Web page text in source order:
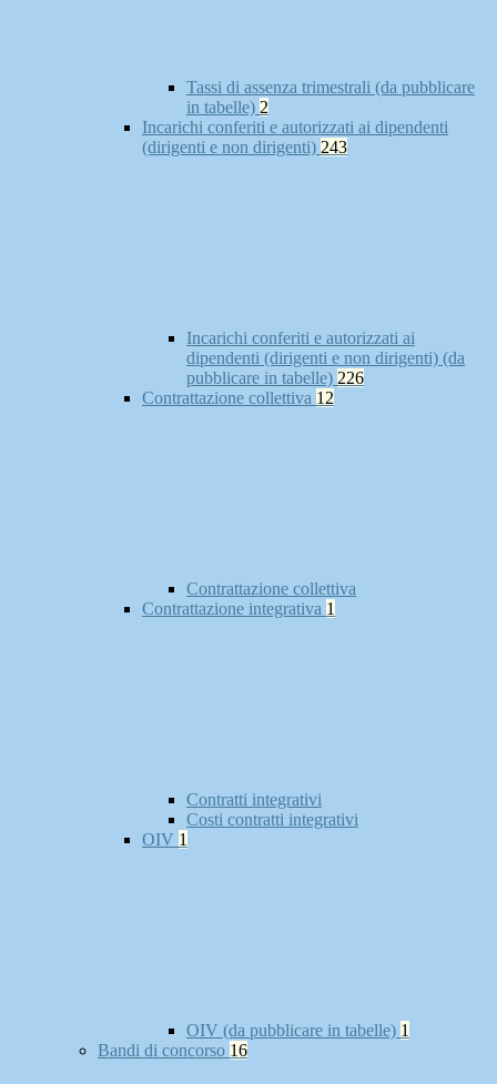
Tassi di assenza trimestrali (da pubblicare
in tabelle) 2
Incarichi conferiti e autorizzati ai dipendenti
(dirigenti e non dirigenti) 243
Incarichi conferiti e autorizzati ai
dipendenti (dirigenti e non dirigenti) (da
pubblicare in tabelle) 226
Contrattazione collettiva 12
Contrattazione collettiva
Contrattazione integrativa 1
Contratti integrativi
Costi contratti integrativi
OIV 1
OIV (da pubblicare in tabelle) 1
Bandi di concorso 16